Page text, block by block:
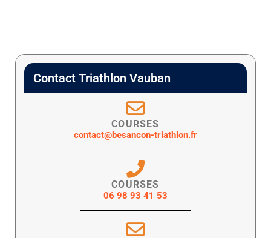
Contact Triathlon Vauban
COURSES
contact@besancon-triathlon.fr
COURSES
06 98 93 41 53